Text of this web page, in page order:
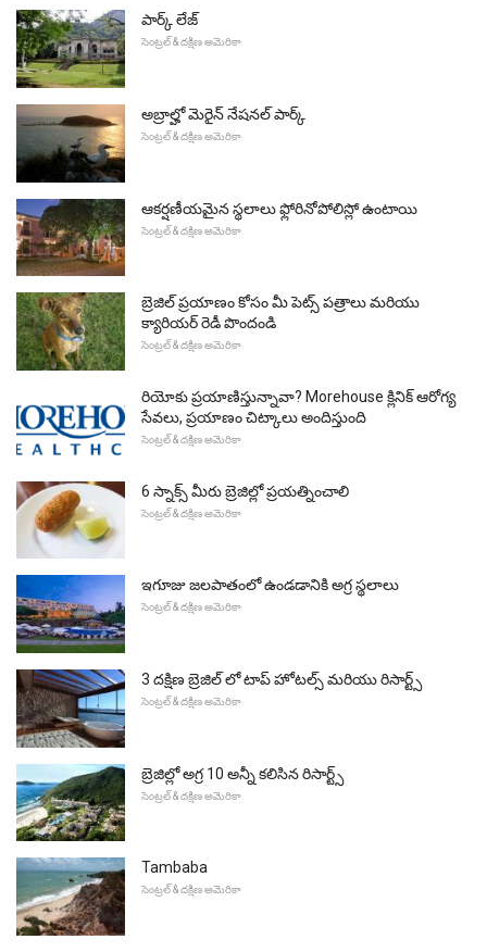
పార్క్ లేజ్
సెంట్రల్ & దక్షిణ అమెరికా
అబ్రాల్హో మెరైన్ నేషనల్ పార్క్
సెంట్రల్ & దక్షిణ అమెరికా
ఆకర్షణీయమైన స్థలాలు ఫ్లోరినోపోలిస్లో ఉంటాయి
సెంట్రల్ & దక్షిణ అమెరికా
బ్రెజిల్ ప్రయాణం కోసం మీ పెట్స్ పత్రాలు మరియు
క్యారియర్ రెడీ పొందండి
సెంట్రల్ & దక్షిణ అమెరికా
రియోకు ప్రయాణిస్తున్నావా? Morehouse క్లినిక్ ఆరోగ్య
సేవలు, ప్రయాణం చిట్కాలు అందిస్తుంది
సెంట్రల్ & దక్షిణ అమెరికా
6 స్నాక్స్ మీరు బ్రెజిల్లో ప్రయత్నించాలి
సెంట్రల్ & దక్షిణ అమెరికా
ఇగూజు జలపాతంలో ఉండడానికి అగ్ర స్థలాలు
సెంట్రల్ & దక్షిణ అమెరికా
3 దక్షిణ బ్రెజిల్ లో టాప్ హోటల్స్ మరియు రిసార్ట్స్
సెంట్రల్ & దక్షిణ అమెరికా
బ్రెజిల్లో అగ్ర 10 అన్నీ కలిసిన రిసార్ట్స్
సెంట్రల్ & దక్షిణ అమెరికా
Tambaba
సెంట్రల్ & దక్షిణ అమెరికా